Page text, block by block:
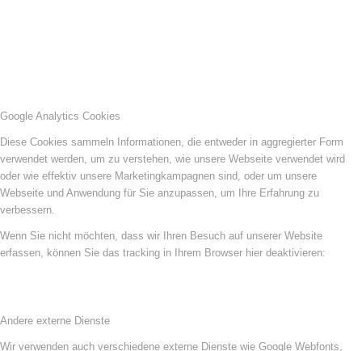
Google Analytics Cookies
Diese Cookies sammeln Informationen, die entweder in aggregierter Form
verwendet werden, um zu verstehen, wie unsere Webseite verwendet wird
oder wie effektiv unsere Marketingkampagnen sind, oder um unsere
Webseite und Anwendung für Sie anzupassen, um Ihre Erfahrung zu
verbessern.
Wenn Sie nicht möchten, dass wir Ihren Besuch auf unserer Website
erfassen, können Sie das tracking in Ihrem Browser hier deaktivieren:
Andere externe Dienste
Wir verwenden auch verschiedene externe Dienste wie Google Webfonts,